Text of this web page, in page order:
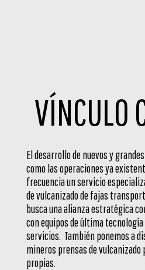
VÍNCULO
El desarrollo de nuevos y
como las operaciones ya
frecuencia un servicio
de vulcanizado de fajas
busca una alianza estratégica
con equipos de última
servicios. También ponemos a
mineros prensas de vulcanizado
propias.